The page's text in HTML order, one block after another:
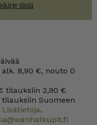
tästä
8,90 €, nouto 0
tilauksiin 2,90 €
Suomeen
Lisätietoja.